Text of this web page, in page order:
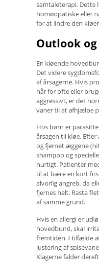
samtaleterapi. Dette
homøopatiske eller
for at lindre den
Outlook
En kløende
Det videre
af årsagerne. Hvis
hår for ofte eller
aggressivt, er det
vaner til at afhjælpe
Hos børn er
årsagen til kløe.
og fjernet æggene
shampoo og
hurtigt. Patienter
til at bære en kort
alvorlig angreb, da
fjernes helt. Rasta
af samme grund.
Hvis en allergi er
hovedbund, skal
fremtiden. I tilfælde
justering af
Klagerne falder